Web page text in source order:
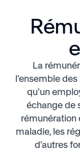
La
l'ensemble
qu'un
échange de
rémunération
maladie, les
d'autres